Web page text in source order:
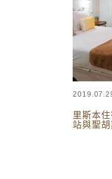
里斯本
站與聖